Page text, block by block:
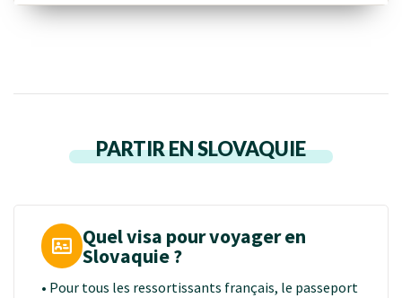
PARTIR EN SLOVAQUIE
Quel visa pour voyager en
Slovaquie ?
• Pour tous les ressortissants français, le passeport